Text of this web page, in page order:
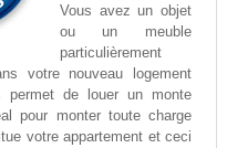
Vous avez un objet
ou un meuble
particulièrement
votre nouveau logement
permet de louer un monte
pour monter toute charge
votre appartement et ceci